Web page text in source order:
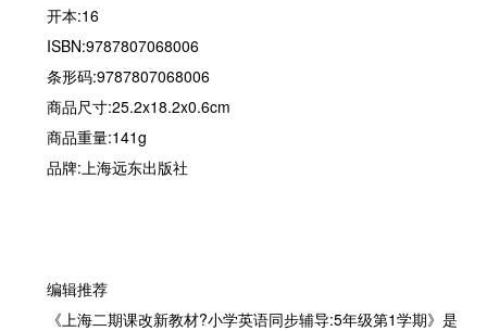
开本:16
ISBN:9787807068006
条形码:9787807068006
商品尺寸:25.2x18.2x0.6cm
商品重量:141g
品牌:上海远东出版社
编辑推荐
《上海二期课改新教材?小学英语同步辅导:5年级第1学期》是